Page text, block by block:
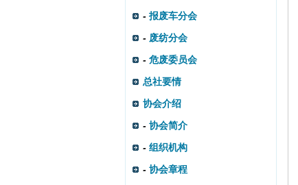
- 报废车分会
- 废纺分会
- 危废委员会
总社要情
协会介绍
- 协会简介
- 组织机构
- 协会章程